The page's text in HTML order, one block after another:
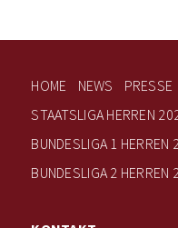
HOME NEWS PRESSE
STAATSLIGA HERREN
BUNDESLIGA 1 HERREN
BUNDESLIGA 2 HERREN